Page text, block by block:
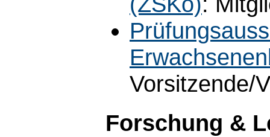
Vorsitzende/
Forschung &